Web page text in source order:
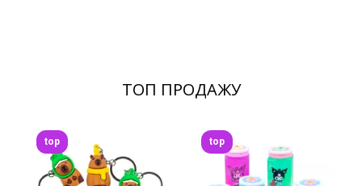
ТОП ПРОДАЖУ
top top